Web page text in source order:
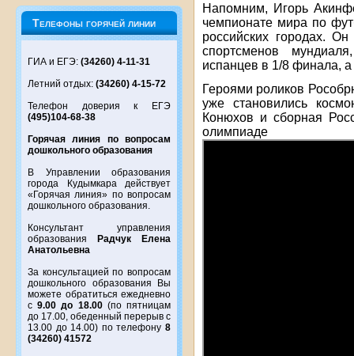
Телефоны горячей линии
ГИА и ЕГЭ: (34260) 4-11-31
Летний отдых: (34260) 4-15-72
Телефон доверия к ЕГЭ
(495)104-68-38
Горячая линия по вопросам
дошкольного образования
В Управлении образования
города Кудымкара действует
«Горячая линия» по вопросам
дошкольного образования.
Консультант управления
образования
Радчук Елена
Анатольевна
За консультацией по вопросам
дошкольного образования Вы
можете обратиться ежедневно
с9.00 до 18.00(по пятницам
до 17.00, обеденный перерыв с
13.00 до 14.00) по телефону 8
(34260) 41572
Напомним, Игорь
чемпионате мира по
российских городах.
спортсменов
испанцев в 1/8 финала,
Героями роликов
уже становились
Конюхов и сборная